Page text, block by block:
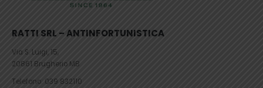
RATTI SRL – ANTINFORTUNISTICA
Via S. Luigi, 15,
20861 Brugherio MB
Telefono: 039 832110